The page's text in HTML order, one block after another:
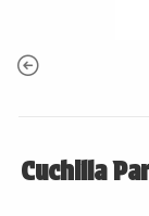
Cuchilla